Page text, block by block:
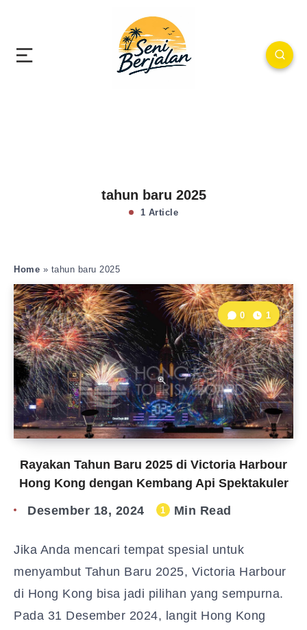
tahun baru 2025
1 Article
Home » tahun baru 2025
Rayakan Tahun Baru 2025 di Victoria Harbour
Hong Kong dengan Kembang Api Spektakuler
0 1
Desember 18, 2024 1 Min Read
Jika Anda mencari tempat spesial untuk
menyambut Tahun Baru 2025, Victoria Harbour
di Hong Kong bisa jadi pilihan yang sempurna.
Pada 31 Desember 2024, langit Hong Kong